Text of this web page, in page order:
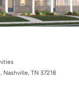
Nashville, TN 37218